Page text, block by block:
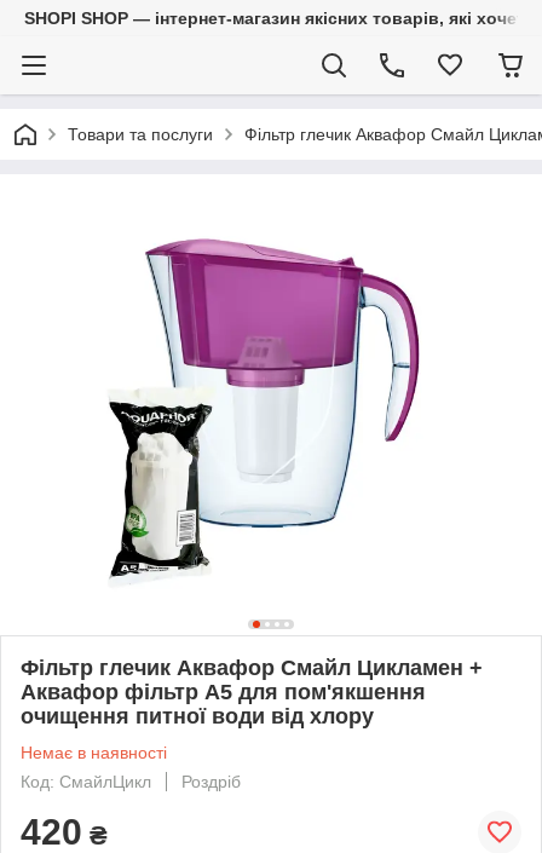
SHOPI SHOP — інтернет-магазин якісних товарів, які
Товари та послуги Фільтр глечик Аквафор Смайл
Фільтр глечик Аквафор Смайл Цикламен +
Аквафор фільтр А5 для пом'якшення
очищення питної води від хлору
Немає в наявності
Код: СмайлЦикл
Роздріб
420 ₴